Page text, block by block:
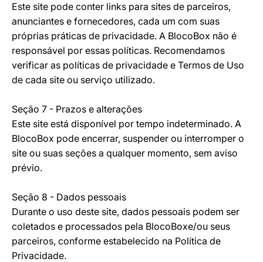
Este site pode conter links para sites de parceiros,
anunciantes e fornecedores, cada um com suas
próprias práticas de privacidade. A BlocoBox não é
responsável por essas políticas. Recomendamos
verificar as políticas de privacidade e Termos de Uso
de cada site ou serviço utilizado.
Seção 7 - Prazos e alterações
Este site está disponível por tempo indeterminado. A
BlocoBox pode encerrar, suspender ou interromper o
site ou suas seções a qualquer momento, sem aviso
prévio.
Seção 8 - Dados pessoais
Durante o uso deste site, dados pessoais podem ser
coletados e processados pela BlocoBoxe/ou seus
parceiros, conforme estabelecido na Política de
Privacidade.